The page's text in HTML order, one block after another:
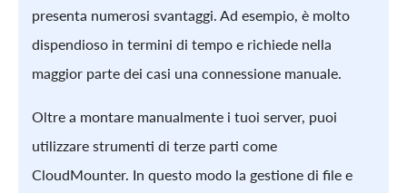
presenta numerosi svantaggi. Ad esempio, è molto
dispendioso in termini di tempo e richiede nella
maggior parte dei casi una connessione manuale.
Oltre a montare manualmente i tuoi server, puoi
utilizzare strumenti di terze parti come
CloudMounter. In questo modo la gestione di file e